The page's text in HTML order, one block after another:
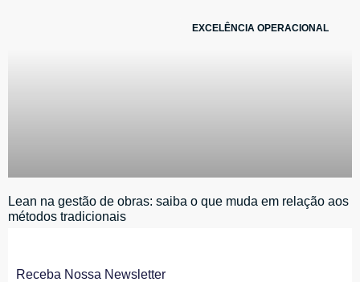
EXCELÊNCIA OPERACIONAL
Lean na gestão de obras: saiba o que muda em relação aos
métodos tradicionais
Receba Nossa Newsletter